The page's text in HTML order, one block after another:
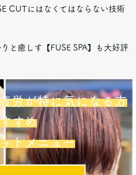
CUTにはなくてはならない技術
と癒しす【FUSE SPA】も大好評
労が特に気になる方
すめ
トメニュー